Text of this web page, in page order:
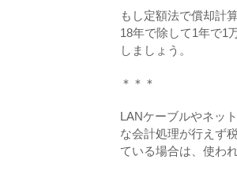
もし定額法で償却計
18年で除して1年で1
しましょう。
＊＊＊
LANケーブルやネッ
な会計処理が行えず
ている場合は、使わ